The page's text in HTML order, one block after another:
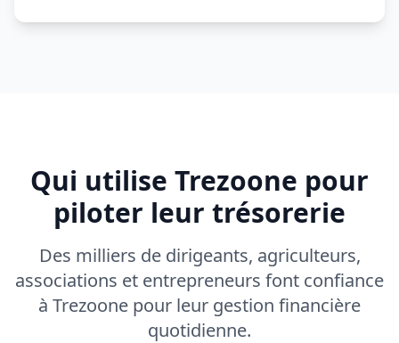
Qui utilise Trezoone pour
piloter leur trésorerie
Des milliers de dirigeants, agriculteurs,
associations et entrepreneurs font confiance
à Trezoone pour leur gestion financière
quotidienne.